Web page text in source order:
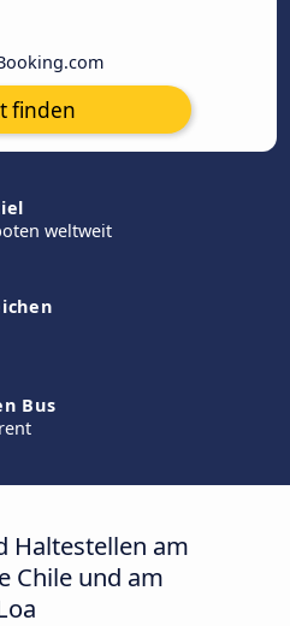
finden
weltweit
Bus
Haltestellen am
Chile und am